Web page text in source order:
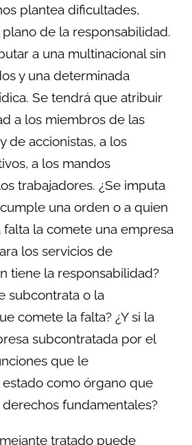
plantea dificultades,
de la responsabilidad.
a una multinacional sin
y una determinada
Se tendrá que atribuir
a los miembros de las
de accionistas, a los
a los mandos
trabajadores. ¿Se imputa
una orden o a quien
falta la comete una empresa
los servicios de
tiene la responsabilidad?
subcontrata o la
comete la falta? ¿Y si la
subcontratada por el
que le
como órgano que
fundamentales?
tratado puede